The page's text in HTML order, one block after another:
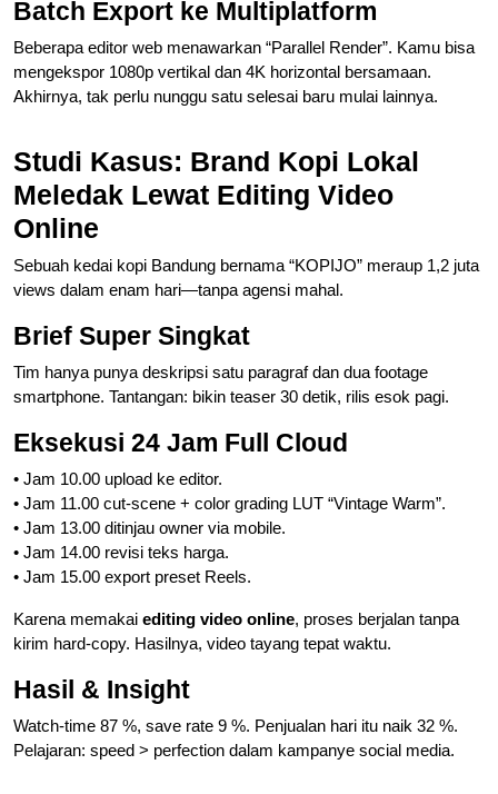
Batch Export ke Multiplatform
Beberapa editor web menawarkan “Parallel Render”. Kamu bisa
mengekspor 1080p vertikal dan 4K horizontal bersamaan.
Akhirnya, tak perlu nunggu satu selesai baru mulai lainnya.
Studi Kasus: Brand Kopi Lokal
Meledak Lewat Editing Video
Online
Sebuah kedai kopi Bandung bernama “KOPIJO” meraup 1,2 juta
views dalam enam hari—tanpa agensi mahal.
Brief Super Singkat
Tim hanya punya deskripsi satu paragraf dan dua footage
smartphone. Tantangan: bikin teaser 30 detik, rilis esok pagi.
Eksekusi 24 Jam Full Cloud
• Jam 10.00 upload ke editor.
• Jam 11.00 cut-scene + color grading LUT “Vintage Warm”.
• Jam 13.00 ditinjau owner via mobile.
• Jam 14.00 revisi teks harga.
• Jam 15.00 export preset Reels.
Karena memakai editing video online, proses berjalan tanpa
kirim hard-copy. Hasilnya, video tayang tepat waktu.
Hasil & Insight
Watch-time 87 %, save rate 9 %. Penjualan hari itu naik 32 %.
Pelajaran: speed > perfection dalam kampanye social media.